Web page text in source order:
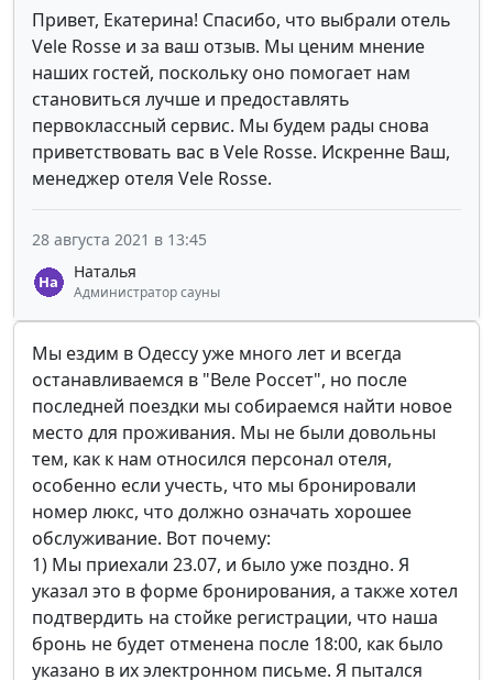
Привет, Екатерина! Спасибо, что выбрали отель
Vele Rosse и за ваш отзыв. Мы ценим мнение
наших гостей, поскольку оно помогает нам
становиться лучше и предоставлять
первоклассный сервис. Мы будем рады снова
приветствовать вас в Vele Rosse. Искренне Ваш,
менеджер отеля Vele Rosse.
Наталья
Администратор сауны
28 августа 2021 в 13:45
Мы ездим в Одессу уже много лет и всегда
останавливаемся в "Веле Россет", но после
последней поездки мы собираемся найти новое
место для проживания. Мы не были довольны
тем, как к нам относился персонал отеля,
особенно если учесть, что мы бронировали
номер люкс, что должно означать хорошее
обслуживание. Вот почему:
1) Мы приехали 23.07, и было уже поздно. Я
указал это в форме бронирования, а также хотел
подтвердить на стойке регистрации, что наша
бронь не будет отменена после 18:00, как было
указано в их электронном письме. Я пытался